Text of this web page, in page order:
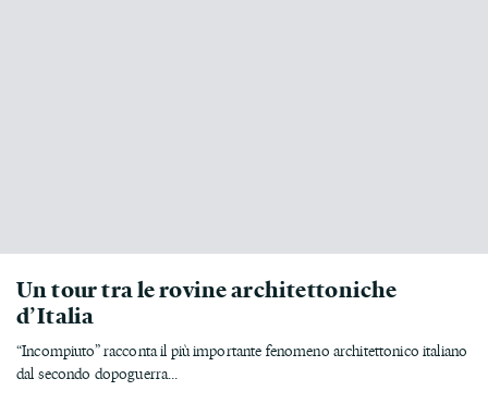
Un tour tra le rovine architettoniche
d’Italia
“Incompiuto” racconta il più importante fenomeno architettonico italiano
dal secondo dopoguerra...